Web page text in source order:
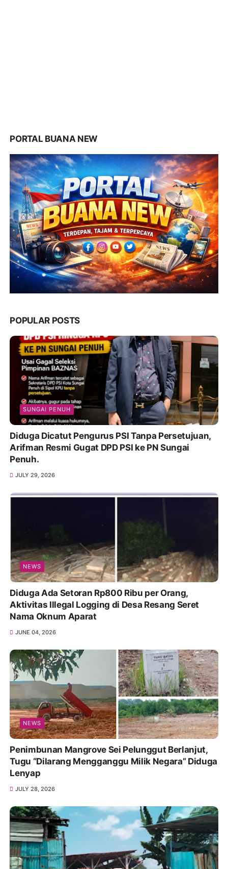
PORTAL BUANA NEW
POPULAR POSTS
SUNGAI PENUH
Diduga Dicatut Pengurus PSI Tanpa Persetujuan,
Arifman Resmi Gugat DPD PSI ke PN Sungai
Penuh.
JULY 29, 2026
NEWS
Diduga Ada Setoran Rp800 Ribu per Orang,
Aktivitas Illegal Logging di Desa Resang Seret
Nama Oknum Aparat
JUNE 04, 2026
NEWS
Penimbunan Mangrove Sei Pelunggut Berlanjut,
Tugu “Dilarang Mengganggu Milik Negara” Diduga
Lenyap
JULY 28, 2026